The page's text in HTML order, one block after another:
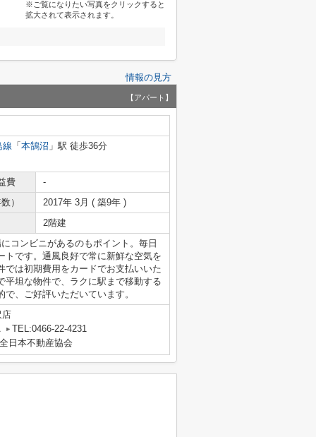
※ご覧になりたい写真をクリックすると
拡大されて表示されます。
情報の見方
【アパート】
線 「 本鵠沼 」駅 徒歩36分
費
-
）
2017年 3月 ( 築9年 )
2階建
コンビニがあるのもポイント。毎日
です。通風良好で常に新鮮な空気を
は初期費用をカードでお支払いいた
坦な物件で、ラクに駅まで移動する
、ご好評いただいています。
店
TEL:0466-22-4231
日本不動産協会